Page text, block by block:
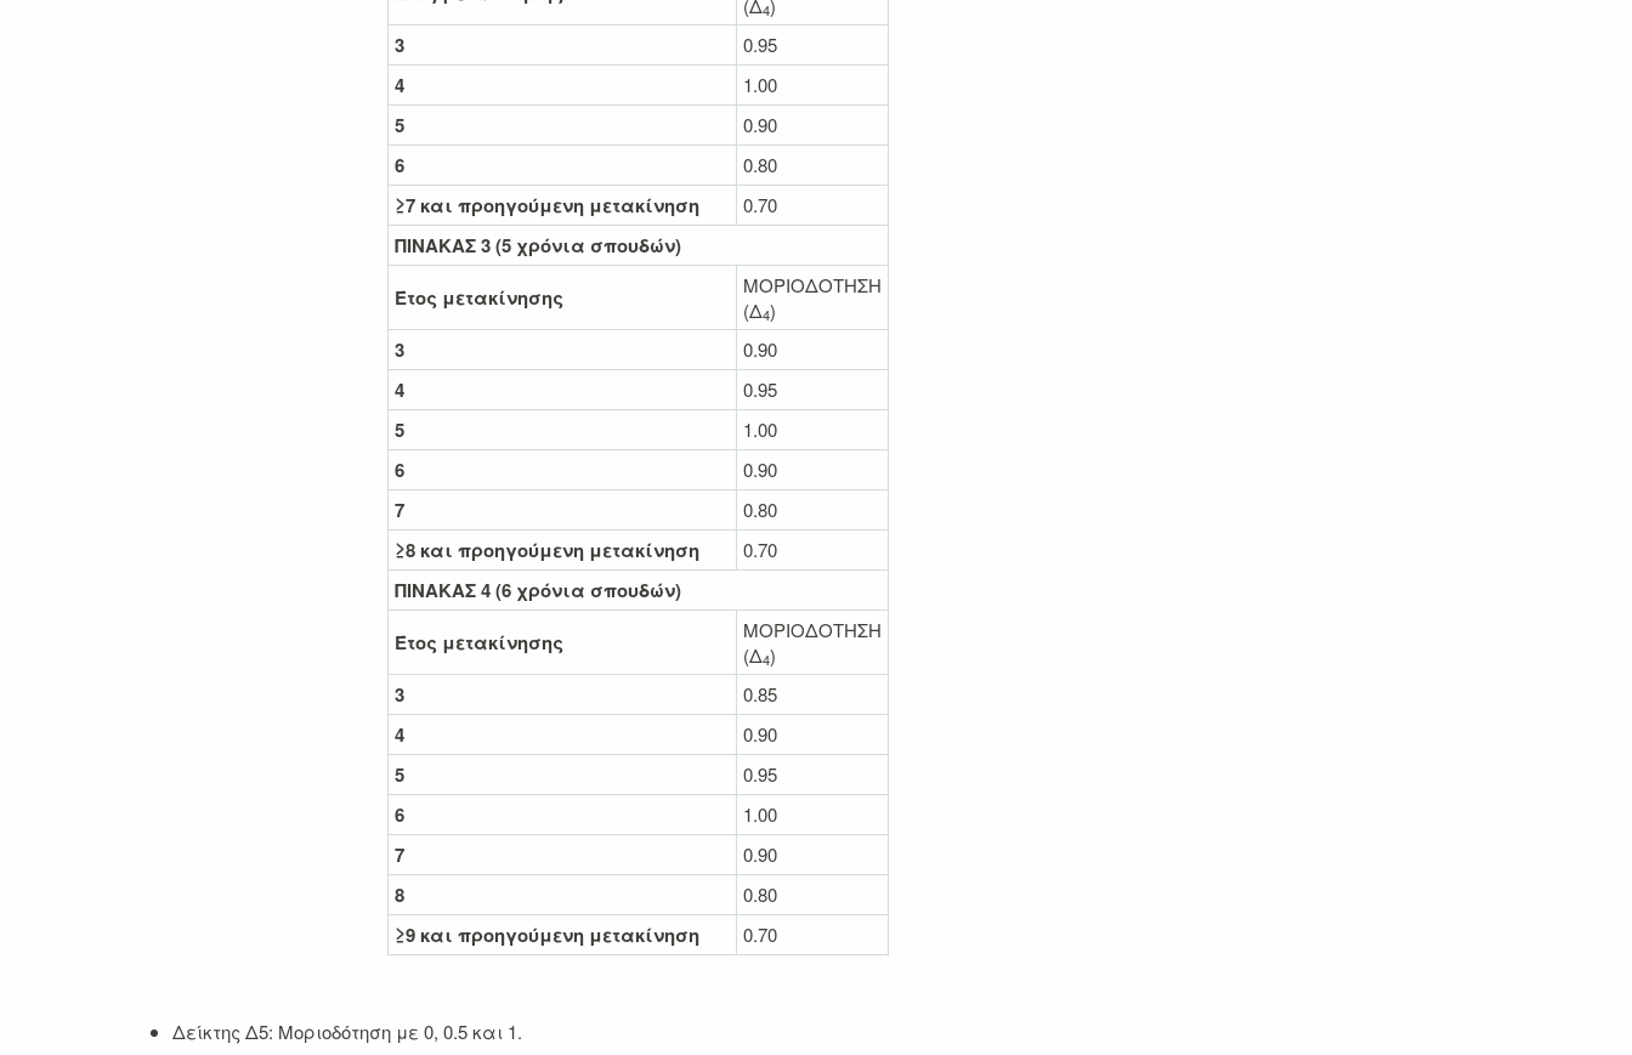
4
3 0.95
4 1.00
5 0.90
6 0.80
≥7 και προηγούμενη μετακίνηση 0.70
ΠΙΝΑΚΑΣ 3 (5 χρόνια σπουδών)
Έτος μετακίνησης
ΜΟΡΙΟΔΟΤΗΣΗ
(Δ4)
3 0.90
4 0.95
5 1.00
6 0.90
7 0.80
≥8 και προηγούμενη μετακίνηση 0.70
ΠΙΝΑΚΑΣ 4 (6 χρόνια σπουδών)
Έτος μετακίνησης
ΜΟΡΙΟΔΟΤΗΣΗ
(Δ4)
3 0.85
4 0.90
5 0.95
6 1.00
7 0.90
8 0.80
≥9 και προηγούμενη μετακίνηση 0.70
Δείκτης Δ5: Μοριοδότηση με 0, 0.5 και 1.